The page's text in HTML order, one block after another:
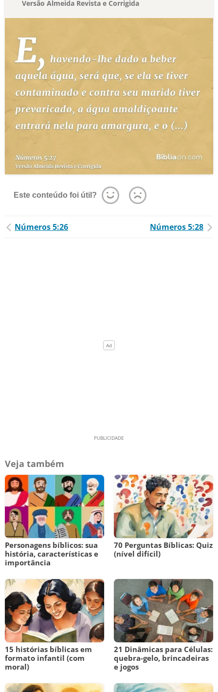
Versão Almeida Revista e Corrigida
Este conteúdo foi útil?
Números 5:26 Números 5:28
Veja também
Personagens bíblicos: sua
história, características e
importância
70 Perguntas Bíblicas: Quiz
(nível difícil)
15 histórias bíblicas em
formato infantil (com
moral)
21 Dinâmicas para Células:
quebra-gelo, brincadeiras
e jogos